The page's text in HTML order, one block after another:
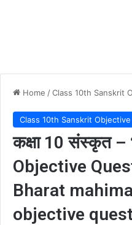
Home /Class 10th Sanskrit
Class 10th Sanskrit Objective
कक्षा 10 संस्कृत –
Objective
Bharat
objective